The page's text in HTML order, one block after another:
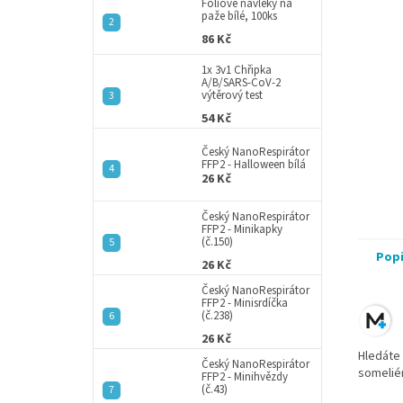
paže bílé, 100ks
86 Kč
1x 3v1 Chřipka
A/B/SARS-CoV-2
výtěrový test
54 Kč
Český NanoRespirátor
FFP2 - Halloween bílá
26 Kč
Český NanoRespirátor
FFP2 - Minikapky
(č.150)
26 Kč
Český NanoRespirátor
FFP2 - Minisrdíčka
(č.238)
26 Kč
Český NanoRespirátor
FFP2 - Minihvězdy
(č.43)